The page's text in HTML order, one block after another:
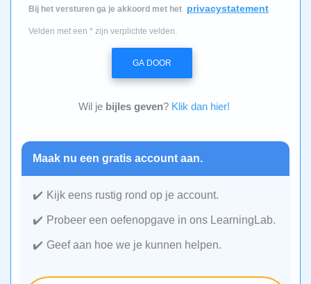
Bij het versturen ga je akkoord met het privacystatement
Velden met een * zijn verplichte velden.
GA DOOR
Wil je bijles geven? Klik dan hier!
Maak nu een gratis account aan.
Kijk eens rustig rond op je account.
Probeer een oefenopgave in ons LearningLab.
Geef aan hoe we je kunnen helpen.